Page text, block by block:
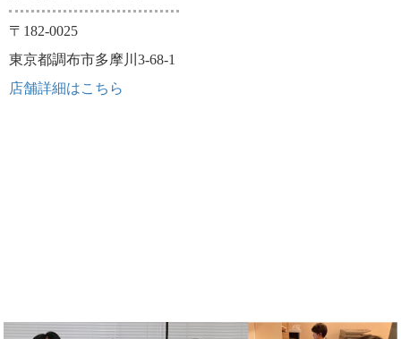
〒182-0025
東京都調布市多摩川3-68-1
店舗詳細はこちら